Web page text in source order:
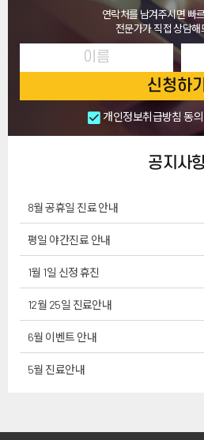
공지사
8월 공휴일 진료 안내
평일 야간진료 안내
1월 1일 신정 휴진
12월 25일 진료안내
6월 이벤트 안내
5월 진료안내
연락처를 남겨주시면 빠
전문가가 직접 상담해
신청하기
개인정보취급방침 동의